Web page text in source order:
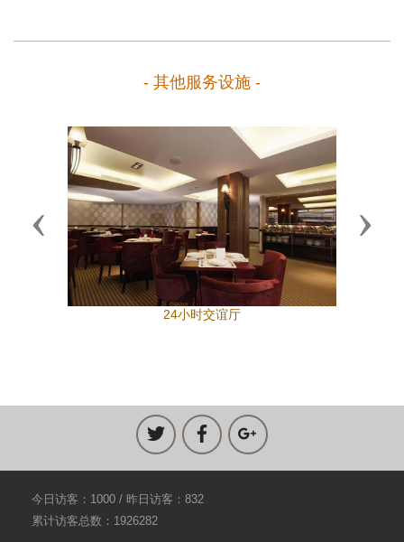
- 其他服务设施 -
24小时交谊厅
Previous Next
今日访客：1000 / 昨日访客：832
累计访客总数：1926282